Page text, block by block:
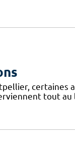
certaines
tout au